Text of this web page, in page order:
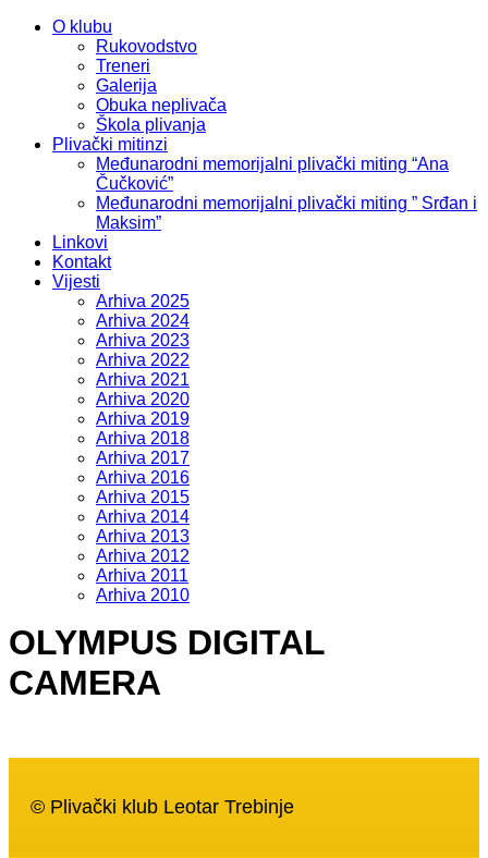
O klubu
Rukovodstvo
Treneri
Galerija
Obuka neplivača
Škola plivanja
Plivački mitinzi
Međunarodni memorijalni plivački miting “Ana
Čučković”
Međunarodni memorijalni plivački miting ” Srđan i
Maksim”
Linkovi
Kontakt
Vijesti
Arhiva 2025
Arhiva 2024
Arhiva 2023
Arhiva 2022
Arhiva 2021
Arhiva 2020
Arhiva 2019
Arhiva 2018
Arhiva 2017
Arhiva 2016
Arhiva 2015
Arhiva 2014
Arhiva 2013
Arhiva 2012
Arhiva 2011
Arhiva 2010
OLYMPUS DIGITAL
CAMERA
© Plivački klub Leotar Trebinje